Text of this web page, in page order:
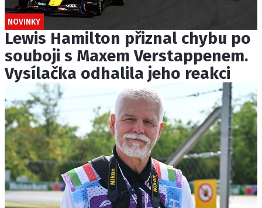
NOVINKY
Lewis Hamilton přiznal chybu po
souboji s Maxem Verstappenem.
Vysílačka odhalila jeho reakci